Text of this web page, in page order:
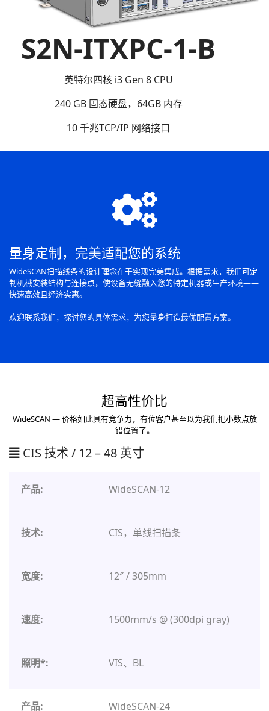
S2N-ITXPC-1-B
英特尔四核 i3 Gen 8 CPU
240 GB 固态硬盘，64GB 内存
10 千兆TCP/IP 网络接口
fa-
cogs
量身定制，完美适配您的系统
WideSCAN扫描线条的设计理念在于实现完美集成。根据需求，我们可定
制机械安装结构与连接点，使设备无缝融入您的特定机器或生产环境——
快速高效且经济实惠。
欢迎联系我们，探讨您的具体需求，为您量身打造最优配置方案。
超高性价比
WideSCAN — 价格如此具有竞争力，有位客户甚至以为我们把小数点放
错位置了。
CIS 技术 / 12 – 48 英寸
WideSCAN-12
CIS，单线扫描条
12″ / 305mm
1500mm/s @ (300dpi gray)
VIS、BL
WideSCAN-24